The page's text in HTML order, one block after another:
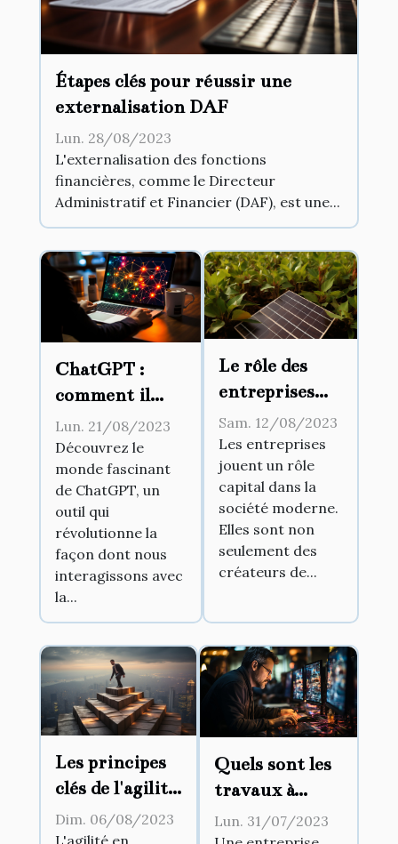
Étapes clés pour réussir une
externalisation DAF
Lun. 28/08/2023
L'externalisation des fonctions
financières, comme le Directeur
Administratif et Financier (DAF), est une...
ChatGPT :
comment il
change la façon
dont nous
communiquons
avec la
technologie
Lun. 21/08/2023
Découvrez le
monde fascinant
de ChatGPT, un
outil qui
révolutionne la
façon dont nous
interagissons avec
la...
Le rôle des
entreprises
dans les
changements
sociétaux
Sam. 12/08/2023
Les entreprises
jouent un rôle
capital dans la
société moderne.
Elles sont non
seulement des
créateurs de...
Les principes
clés de l'agilité
en entreprise
Dim. 06/08/2023
Quels sont les
travaux à
confier à une
Lun. 31/07/2023